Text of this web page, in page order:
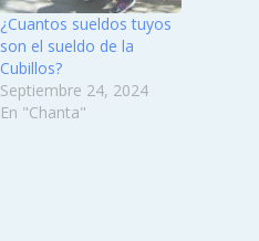
¿Cuantos sueldos tuyos
son el sueldo de la
Cubillos?
Septiembre 24, 2024
En "Chanta"